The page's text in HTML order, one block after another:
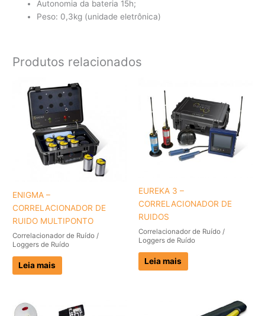
Autonomia da bateria 15h;
Peso: 0,3kg (unidade eletrônica)
Produtos relacionados
ENIGMA –
CORRELACIONADOR DE
RUIDO MULTIPONTO
Correlacionador de Ruído /
Loggers de Ruído
Leia mais
EUREKA 3 –
CORRELACIONADOR DE
RUIDOS
Correlacionador de Ruído /
Loggers de Ruído
Leia mais